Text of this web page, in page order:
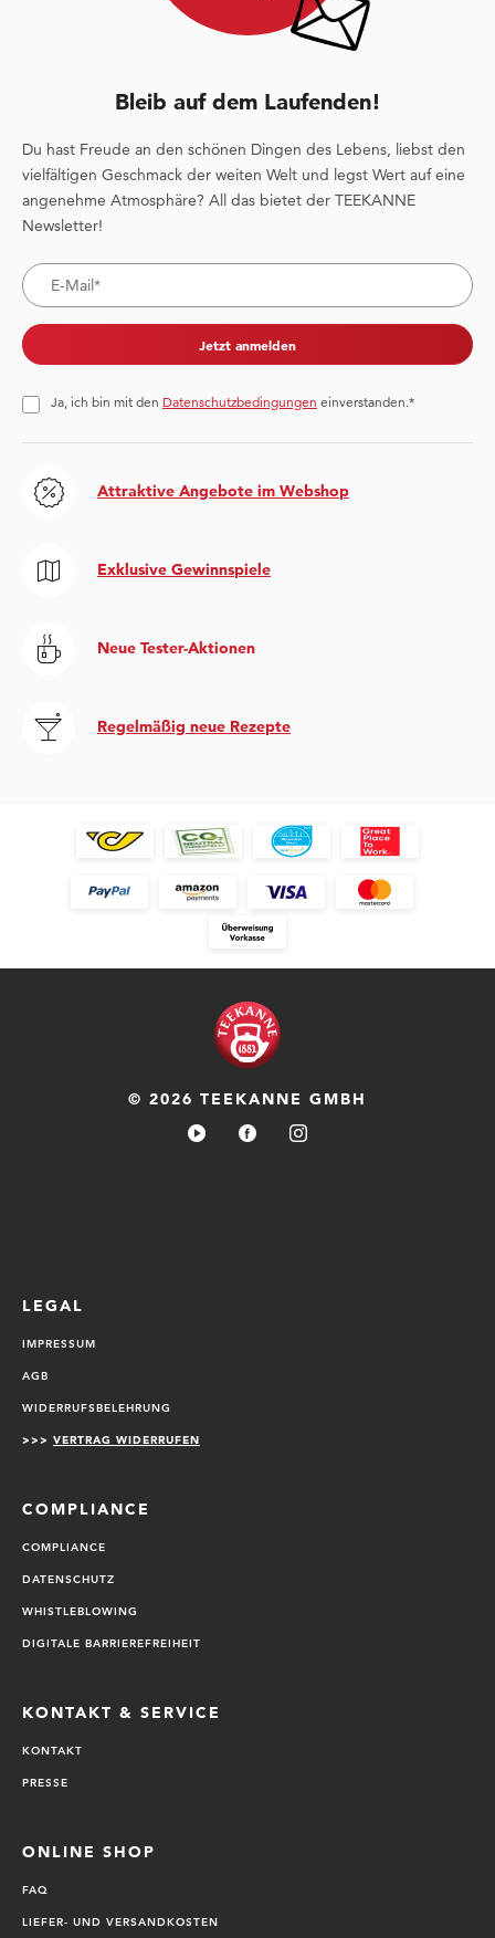
Bleib auf dem Laufenden!
Du hast Freude an den schönen Dingen des Lebens, liebst den
vielfältigen Geschmack der weiten Welt und legst Wert auf eine
angenehme Atmosphäre? All das bietet der TEEKANNE
Newsletter!
Jetzt anmelden
Ja, ich bin mit den Datenschutzbedingungen einverstanden.*
Attraktive Angebote im Webshop
Exklusive Gewinnspiele
Neue Tester-Aktionen
Regelmäßig neue Rezepte
© 2026 TEEKANNE GMBH
LEGAL
IMPRESSUM
AGB
WIDERRUFSBELEHRUNG
>>> VERTRAG WIDERRUFEN
COMPLIANCE
COMPLIANCE
DATENSCHUTZ
WHISTLEBLOWING
DIGITALE BARRIEREFREIHEIT
KONTAKT & SERVICE
KONTAKT
PRESSE
ONLINE SHOP
FAQ
LIEFER- UND VERSANDKOSTEN